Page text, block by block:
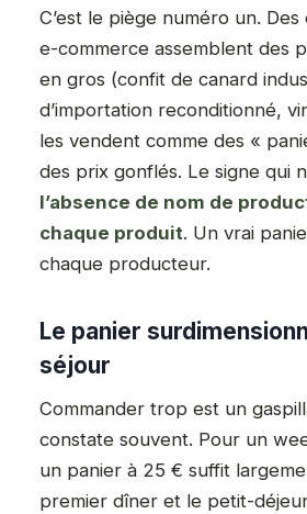
C’est le piège numéro un.
e-commerce assemblent des
en gros (confit de canard
d’importation reconditionné,
les vendent comme des «
des prix gonflés. Le signe qui
l’absence de nom de
chaque produit. Un vrai
chaque producteur.
Le panier
séjour
Commander trop est un
constate souvent. Pour un
un panier à 25 € suffit
premier dîner et le petit-